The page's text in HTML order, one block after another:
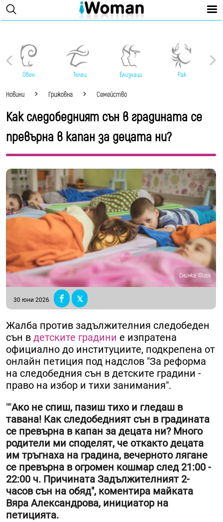
Овен Телец Близнаци Рак
Новини Грижовна Семейство
Как следобедният сън в градината се
превърна в капан за децата ни?
Снимка: iStock
30 юни 2026
Жалба против задължителния следобеден
сън в детските градини е изпратена
официално до институциите, подкрепена от
онлайн петиция под надслов "За реформа
на следобедния сън в детските градини -
право на избор и тихи занимания".
""Ако не спиш, пазиш тихо и гледаш в
тавана! Как следобедният сън в градината
се превърна в капан за децата ни? Много
родители ми споделят, че откакто децата
им тръгнаха на градина, вечерното лягане
се превърна в огромен кошмар след 21:00 -
22:00 ч. Причината Задължителният 2-
часов сън на обяд", коментира майката
Вяра Александрова, инициатор на
петицията.